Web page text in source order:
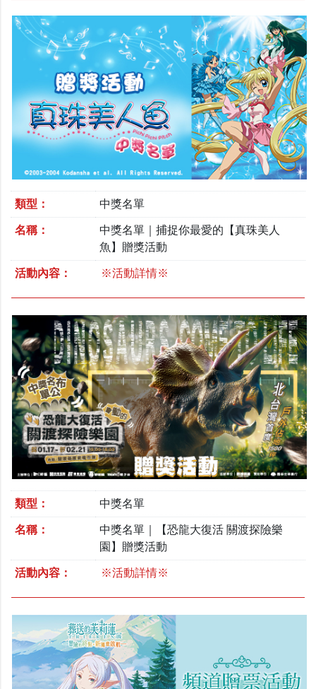
類型： 中獎名單
名稱：
中獎名單｜捕捉你最愛的【真珠美人
魚】贈獎活動
活動內容： ※活動詳情※
類型： 中獎名單
名稱：
中獎名單｜【恐龍大復活 關渡探險樂
園】贈獎活動
活動內容： ※活動詳情※